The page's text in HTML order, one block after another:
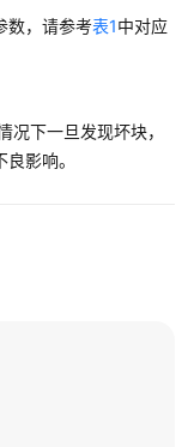
数，请参考表1中对应
况下一旦发现坏块，
影响。